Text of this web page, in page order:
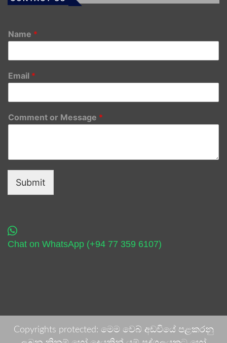
Name *
Email *
Comment or Message *
Submit
Chat on WhatsApp (+94 77 359 6107)
Copyrights protected: මෙම වෙබ් අඩවියේ පළකරනු